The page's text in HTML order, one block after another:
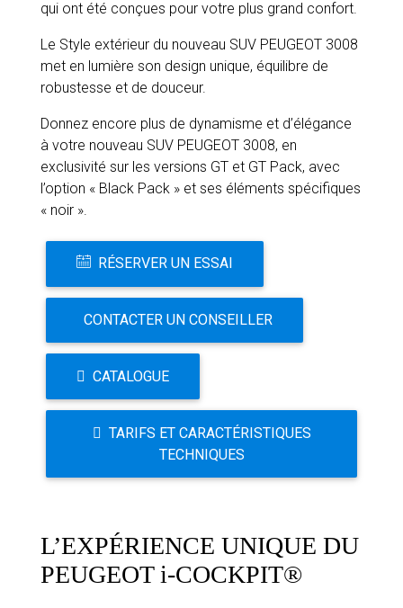
qui ont été conçues pour votre plus grand confort.
Le Style extérieur du nouveau SUV PEUGEOT 3008
met en lumière son design unique, équilibre de
robustesse et de douceur.
Donnez encore plus de dynamisme et d’élégance
à votre nouveau SUV PEUGEOT 3008, en
exclusivité sur les versions GT et GT Pack, avec
l’option « Black Pack » et ses éléments spécifiques
« noir ».
RÉSERVER UN ESSAI
CONTACTER UN CONSEILLER
CATALOGUE
TARIFS ET CARACTÉRISTIQUES
TECHNIQUES
L’EXPÉRIENCE UNIQUE DU
PEUGEOT i-COCKPIT®